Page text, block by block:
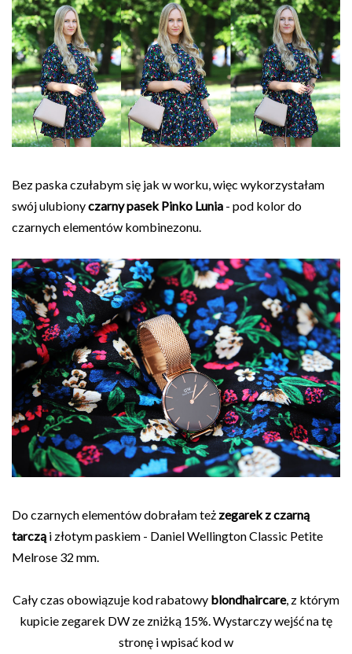
Bez paska czułabym się jak w worku, więc wykorzystałam
swój ulubionyczarny pasek Pinko Lunia - pod kolor do
czarnych elementów kombinezonu.
Do czarnych elementów dobrałam też zegarek z czarną
tarczą i złotym paskiem - Daniel Wellington Classic Petite
Melrose 32 mm.
Cały czas obowiązuje kod rabatowy blondhaircare, z którym
kupicie zegarek DW ze zniżką 15%. Wystarczy wejść na tę
stronę i wpisać kod w